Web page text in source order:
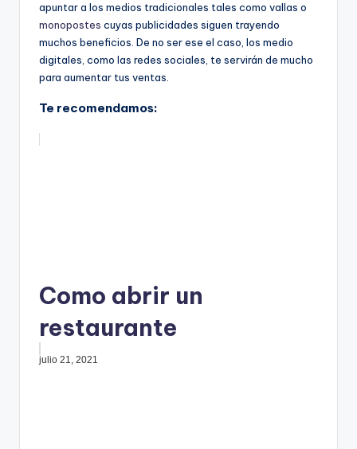
apuntar a los medios tradicionales tales como vallas o
monopostes cuyas publicidades siguen trayendo
muchos beneficios. De no ser ese el caso, los medio
digitales, como las redes sociales, te servirán de mucho
para aumentar tus ventas.
Te recomendamos:
Como abrir un
restaurante
julio 21, 2021